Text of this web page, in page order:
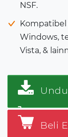
NSF.
Windows,
Vista, &
Beli